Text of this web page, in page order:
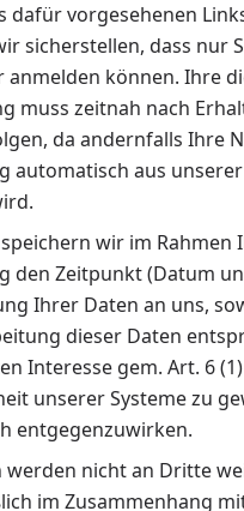
dafür vorgesehenen
sicherstellen, dass nur
anmelden können. Ihre
muss zeitnah nach
da andernfalls Ihre
automatisch aus
wir im Rahmen
den Zeitpunkt (Datum
Ihrer Daten an uns,
dieser Daten
Interesse gem. Art. 6
unserer Systeme zu
entgegenzuwirken.
werden nicht an Dritte
im Zusammenhang